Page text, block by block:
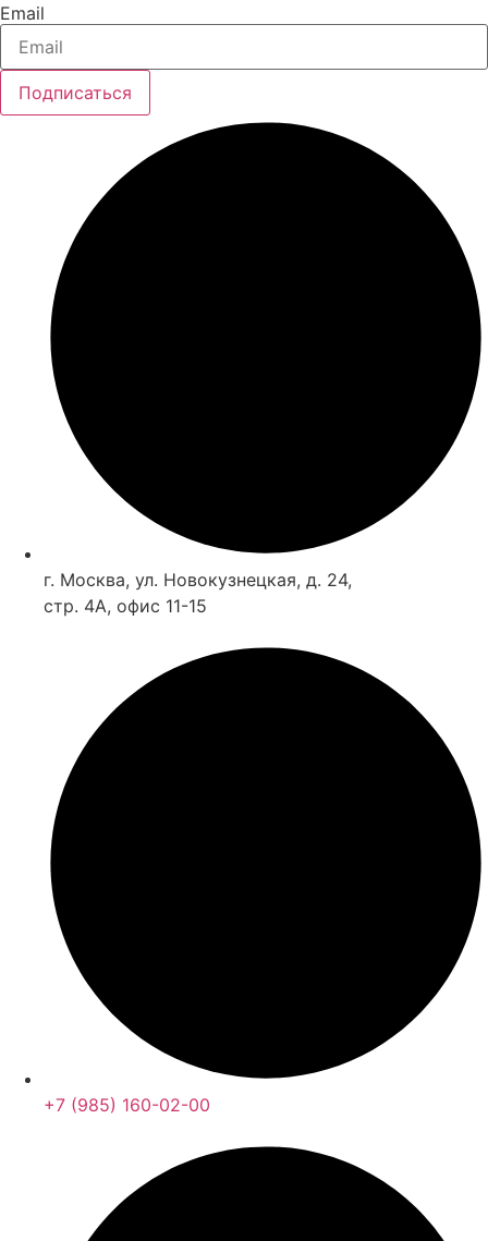
Email
Подписаться
г. Москва, ул. Новокузнецкая, д. 24,
стр. 4А, офис 11-15
+7 (985) 160-02-00